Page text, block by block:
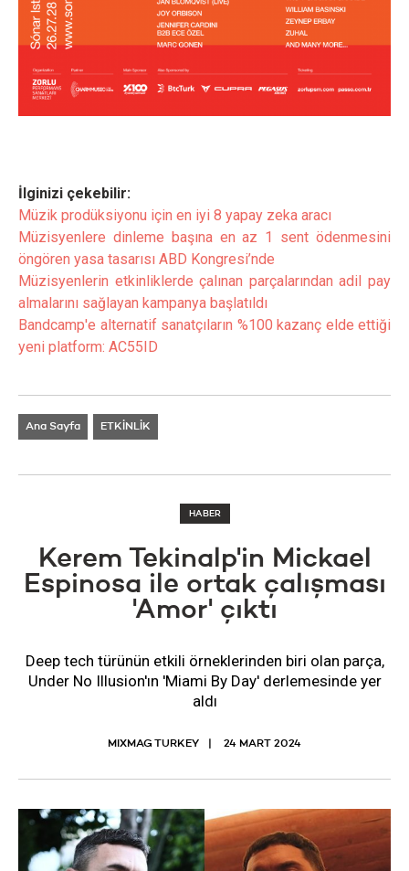
İlginizi çekebilir:
Müzik prodüksiyonu için en iyi 8 yapay zeka aracı
Müzisyenlere dinleme başına en az 1 sent ödenmesini
öngören yasa tasarısı ABD Kongresi’nde
Müzisyenlerin etkinliklerde çalınan parçalarından adil pay
almalarını sağlayan kampanya başlatıldı
Bandcamp'e alternatif sanatçıların %100 kazanç elde ettiği
yeni platform: AC55ID
Ana Sayfa ETKİNLİK
HABER
Kerem Tekinalp'in Mickael
Espinosa ile ortak çalışması
'Amor' çıktı
Deep tech türünün etkili örneklerinden biri olan parça,
Under No Illusion'ın 'Miami By Day' derlemesinde yer
aldı
MIXMAG TURKEY 24 MART 2024